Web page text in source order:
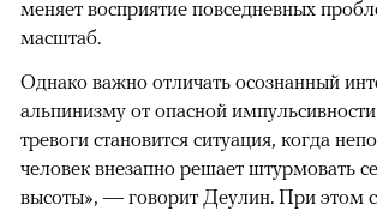
меняет восприятие повседневных
масштаб.
Однако важно отличать осознанный
альпинизму от опасной
тревоги становится ситуация, когда
человек внезапно решает штурмовать
высоты», — говорит Деулин. При этом